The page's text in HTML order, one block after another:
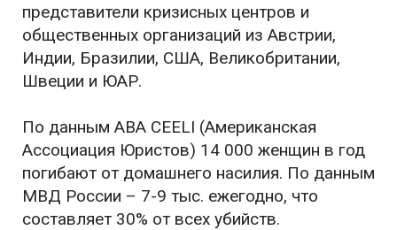
представители кризисных центров и
общественных организаций из Австрии,
Индии, Бразилии, США, Великобритании,
Швеции и ЮАР.
По данным ABA CEELI (Американская
Ассоциация Юристов) 14 000 женщин в год
погибают от домашнего насилия. По данным
МВД России – 7-9 тыс. ежегодно, что
составляет 30% от всех убийств.